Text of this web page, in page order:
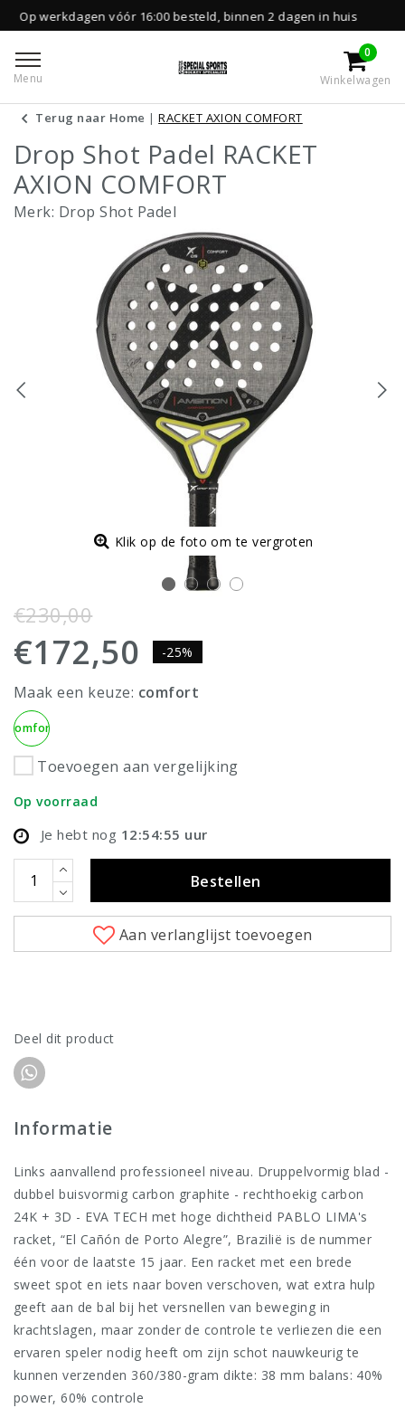
vóór 16:00 besteld, binnen 2 dagen in huis
Menu
0
Winkelwagen
Terug naar Home |RACKET AXION COMFORT
Drop Shot Padel RACKET
AXION COMFORT
Merk: Drop Shot Padel
Klik op de foto om te vergroten
€230,00
€172,50 -25%
Maak een keuze: comfort
Comfort
Toevoegen aan vergelijking
Op voorraad
Je hebt nog 12:54:55 uur
Bestellen
Aan verlanglijst toevoegen
Deel dit product
Informatie
Links aanvallend professioneel niveau. Druppelvormig blad -
dubbel buisvormig carbon graphite - rechthoekig carbon
24K + 3D - EVA TECH met hoge dichtheid PABLO LIMA's
racket, “El Cañón de Porto Alegre”, Brazilië is de nummer
één voor de laatste 15 jaar. Een racket met een brede
sweet spot en iets naar boven verschoven, wat extra hulp
geeft aan de bal bij het versnellen van beweging in
krachtslagen, maar zonder de controle te verliezen die een
ervaren speler nodig heeft om zijn schot nauwkeurig te
kunnen verzenden 360/380-gram dikte: 38 mm balans: 40%
power, 60% controle